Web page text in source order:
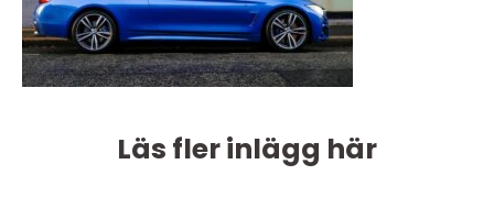
Läs fler inlägg här